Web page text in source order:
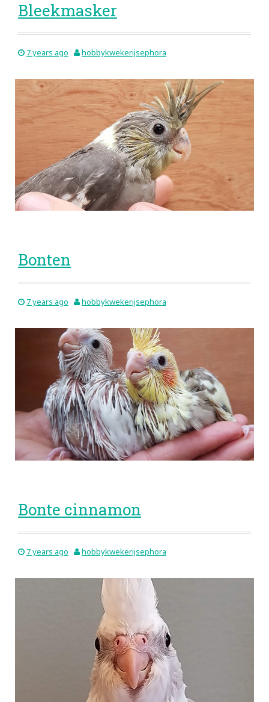
Bleekmasker
7 years ago hobbykwekerijsephora
Bonten
7 years ago hobbykwekerijsephora
Bonte cinnamon
7 years ago hobbykwekerijsephora